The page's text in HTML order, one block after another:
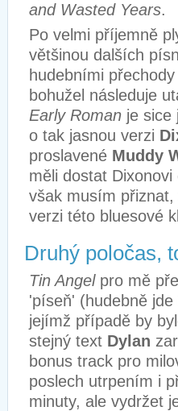
and Wasted Years.
Po velmi příjemně
většinou dalších
hudebními
bohužel následuje
Early Roman je sice
o tak jasnou verzi
proslavené Muddy
měli dostat
však musím
verzi této bluesové
Druhý poločas,
Tin Angel pro mě
'píseň' (hudebně
jejímž případě by
stejný text Dylan
bonus track pro
poslech utrpením i
minuty, ale vydržet